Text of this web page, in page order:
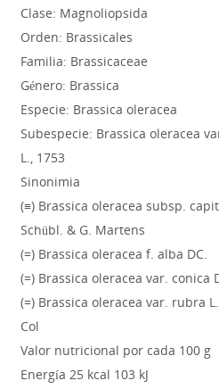
Clase: Magnoliopsida
Orden: Brassicales
Familia: Brassicaceae
Género: Brassica
Especie: Brassica oleracea
Subespecie: Brassica oleracea
L., 1753
Sinonimia
(≡) Brassica oleracea subsp.
Schübl. & G. Martens
(=) Brassica oleracea f. alba DC.
(=) Brassica oleracea var. conica
(=) Brassica oleracea var. rubra L.
Col
Valor nutricional por cada 100 g
Energía 25 kcal 103 kJ